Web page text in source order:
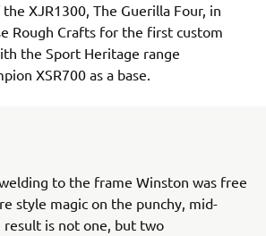
XJR1300, The Guerilla Four, in
Rough Crafts for the first custom
the Sport Heritage range
XSR700 as a base.
to the frame Winston was free
style magic on the punchy, mid-
result is not one, but two